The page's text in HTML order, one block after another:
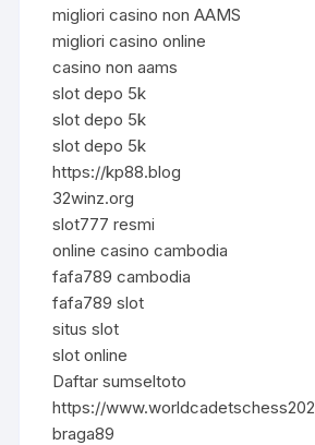
migliori casino non AAMS
migliori casino online
casino non aams
slot depo 5k
slot depo 5k
slot depo 5k
https://kp88.blog
32winz.org
slot777 resmi
online casino cambodia
fafa789 cambodia
fafa789 slot
situs slot
slot online
Daftar sumseltoto
https://
braga89